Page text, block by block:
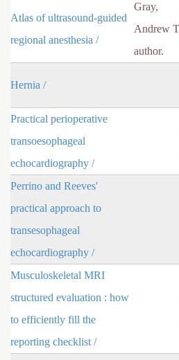
Atlas of ultrasound-guided
regional anesthesia /
Gray,
Andrew
author.
Hernia /
Practical perioperative
transoesophageal
echocardiography /
Perrino and Reeves'
practical approach to
transesophageal
echocardiography /
Musculoskeletal MRI
structured evaluation : how
to efficiently fill the
reporting checklist /